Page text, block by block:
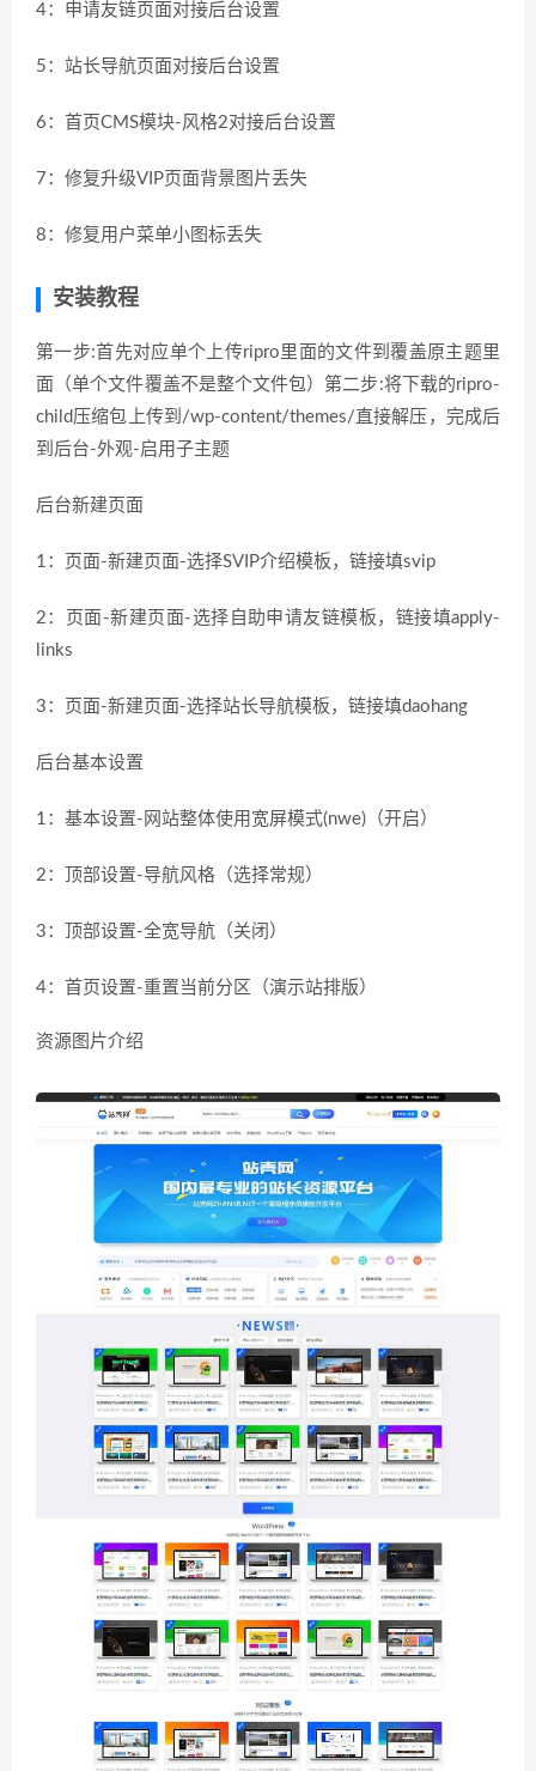
4：申请友链页面对接后台设置
5：站长导航页面对接后台设置
6：首页CMS模块-风格2对接后台设置
7：修复升级VIP页面背景图片丢失
8：修复用户菜单小图标丢失
安装教程
第一步:首先对应单个上传ripro里面的文件到覆盖原主题里
面（单个文件覆盖不是整个文件包）第二步:将下载的ripro-
child压缩包上传到/wp-content/themes/直接解压，完成后
到后台-外观-启用子主题
后台新建页面
1：页面-新建页面-选择SVIP介绍模板，链接填svip
2：页面-新建页面-选择自助申请友链模板，链接填apply-
links
3：页面-新建页面-选择站长导航模板，链接填daohang
后台基本设置
1：基本设置-网站整体使用宽屏模式(nwe)（开启）
2：顶部设置-导航风格（选择常规）
3：顶部设置-全宽导航（关闭）
4：首页设置-重置当前分区（演示站排版）
资源图片介绍